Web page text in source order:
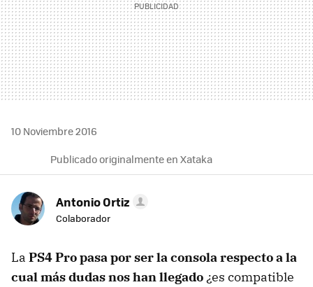
10 Noviembre 2016
Publicado originalmente en Xataka
Antonio Ortiz
Colaborador
La PS4 Pro pasa por ser la consola respecto a la
cual más dudas nos han llegado¿es compatible